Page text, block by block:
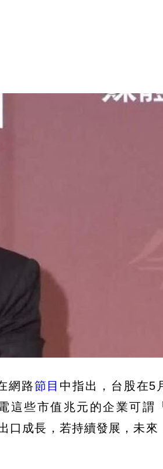
網路節目 中指出，台股在5
這些市值兆元的企業可謂
口成長，若持續發展，未來